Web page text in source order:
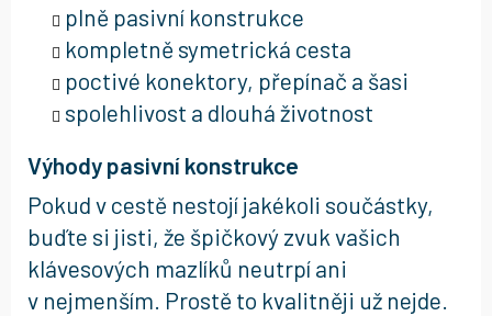
plně pasivní konstrukce
kompletně symetrická cesta
poctivé konektory, přepínač a šasi
spolehlivost a dlouhá životnost
Výhody pasivní konstrukce
Pokud v cestě nestojí jakékoli součástky,
buďte si jisti, že špičkový zvuk vašich
klávesových mazlíků neutrpí ani
v nejmenším. Prostě to kvalitněji už nejde.